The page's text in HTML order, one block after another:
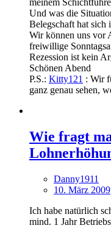
Und was die
Belegschaft hat sich
Wir können uns vor
freiwillige
Rezession ist kein
Schönen Abend
P.S.: Kitty121 : Wir
ganz genau sehen,
Wie fragt
Danny1911
10. März 2009
Ich habe natürlich
mind. 1 Jahr